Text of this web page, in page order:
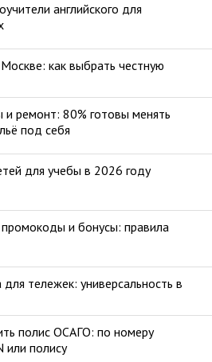
английского для
как выбрать честную
ремонт: 80% готовы менять
под себя
для учебы в 2026 году
и бонусы: правила
тележек: универсальность в
полис ОСАГО: по номеру
или полису